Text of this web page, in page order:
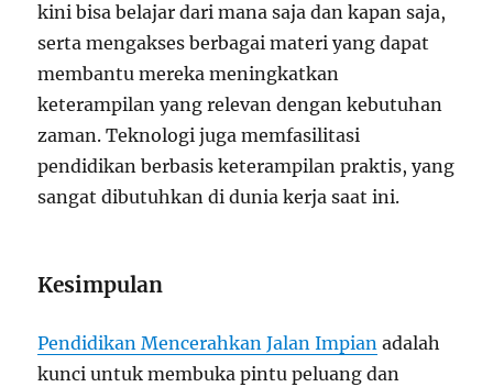
kini bisa belajar dari mana saja dan kapan saja,
serta mengakses berbagai materi yang dapat
membantu mereka meningkatkan
keterampilan yang relevan dengan kebutuhan
zaman. Teknologi juga memfasilitasi
pendidikan berbasis keterampilan praktis, yang
sangat dibutuhkan di dunia kerja saat ini.
Kesimpulan
Pendidikan Mencerahkan Jalan Impian adalah
kunci untuk membuka pintu peluang dan